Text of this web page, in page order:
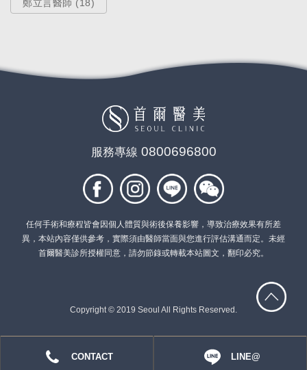
CONTACT LINE@
鄭立言醫師 (18)
服務專線 0800696800
任何手術和療程皆會因個人體質與術後保養影響，導致治療效果有所差
異，本站內容僅供參考，實際須由醫師當面與您進行評估溝通而定。未經
首爾醫美診所授權同意，請勿節錄或轉載本站圖文，翻印必究。
Copyright © 2019 Seoul All Rights Reserved.